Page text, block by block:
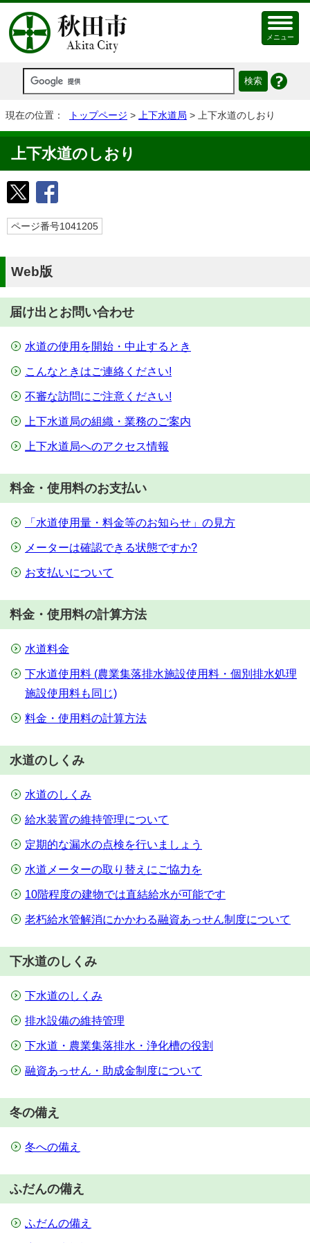
メニュー
現在の位置： トップページ > 上下水道局 > 上下水道のしおり
上下水道のしおり
ページ番号1041205
Web版
届け出とお問い合わせ
水道の使用を開始・中止するとき
こんなときはご連絡ください!
不審な訪問にご注意ください!
上下水道局の組織・業務のご案内
上下水道局へのアクセス情報
料金・使用料のお支払い
「水道使用量・料金等のお知らせ」の見方
メーターは確認できる状態ですか?
お支払いについて
料金・使用料の計算方法
水道料金
下水道使用料 (農業集落排水施設使用料・個別排水処理
施設使用料も同じ)
料金・使用料の計算方法
水道のしくみ
水道のしくみ
給水装置の維持管理について
定期的な漏水の点検を行いましょう
水道メーターの取り替えにご協力を
10階程度の建物では直結給水が可能です
老朽給水管解消にかかわる融資あっせん制度について
下水道のしくみ
下水道のしくみ
排水設備の維持管理
下水道・農業集落排水・浄化槽の役割
融資あっせん・助成金制度について
冬の備え
冬への備え
ふだんの備え
ふだんの備え